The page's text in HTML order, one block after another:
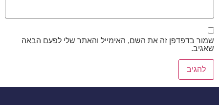
שמור בדפדפן זה את השם, האימייל והאתר שלי לפעם הבאה
שאגיב.